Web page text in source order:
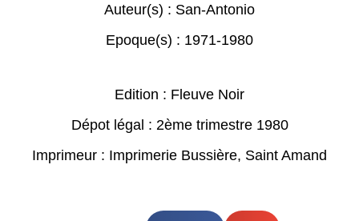
Auteur(s) : San-Antonio
Epoque(s) : 1971-1980
Edition : Fleuve Noir
Dépot légal : 2ème trimestre 1980
Imprimeur : Imprimerie Bussière, Saint Amand